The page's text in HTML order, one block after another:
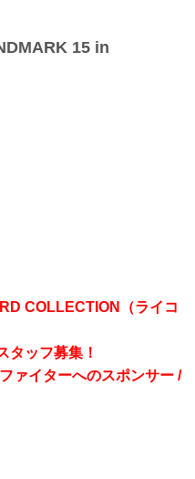
15 in
COLLECTION（ライコ
ッフ募集！
ァイターへのスポンサー /